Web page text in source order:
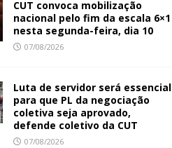
CUT convoca mobilização
nacional pelo fim da escala 6×1
nesta segunda-feira, dia 10
07/08/2026
Luta de servidor será essencial
para que PL da negociação
coletiva seja aprovado,
defende coletivo da CUT
07/08/2026